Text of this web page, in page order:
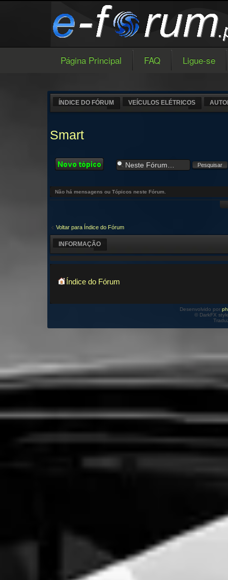
Página Principal FAQ Ligue-se
ÍNDICE DO FÓRUM VEÍCULOS ELÉTRICOS
Smart
Criar um novo
Tópico
Não há mensagens ou Tópicos neste Fórum.
Voltar para Índice do Fórum
INFORMAÇÃO
Índice do Fórum
Desenvolvido por
© DarkFX